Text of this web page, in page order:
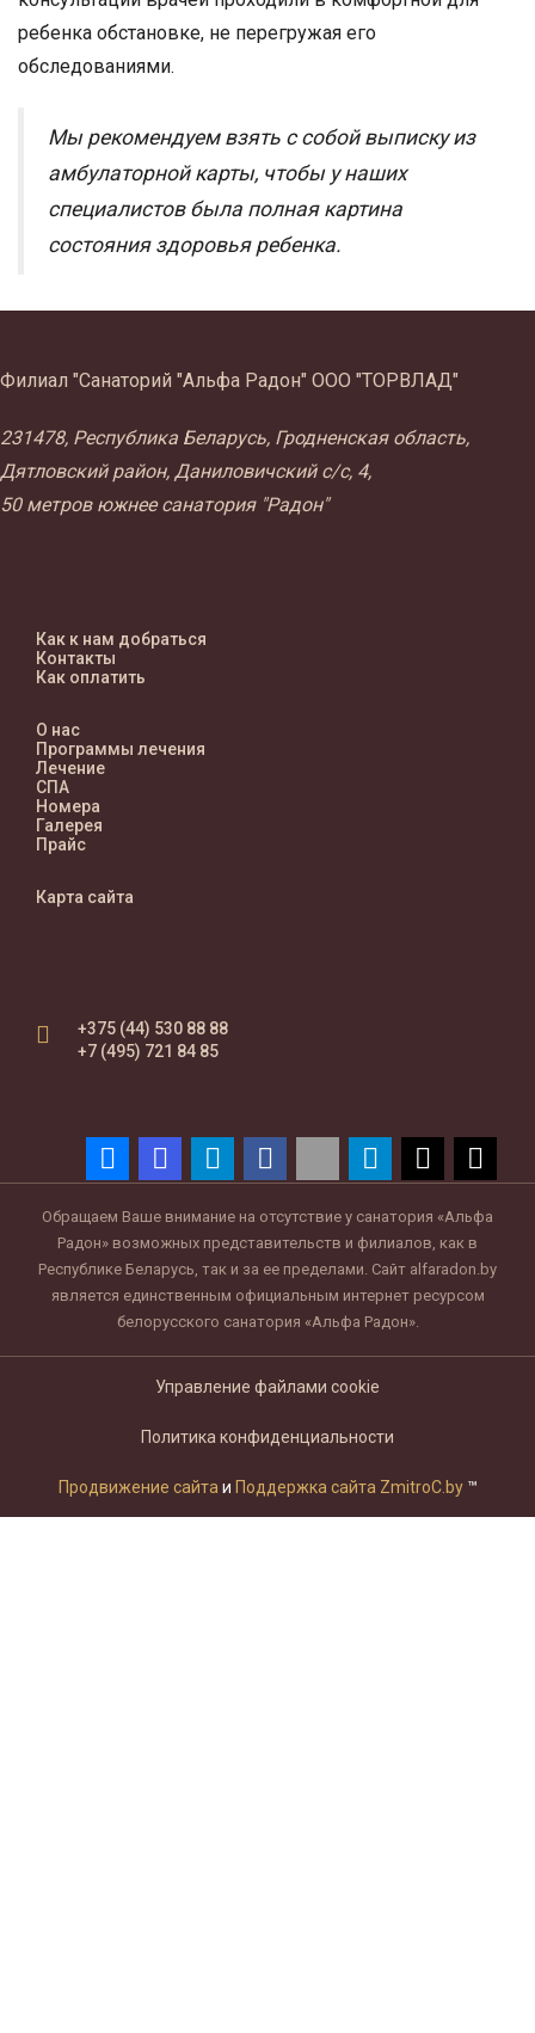
ребенка обстановке, не перегружая его
обследованиями.
Мы рекомендуем взять с собой выписку из
амбулаторной карты, чтобы у наших
специалистов была полная картина
состояния здоровья ребенка.
Филиал "Санаторий "Альфа Радон" ООО "ТОРВЛАД"
231478, Республика Беларусь, Гродненская область,
Дятловский район, Даниловичский с/с, 4,
50 метров южнее санатория "Радон"
Как к нам добраться
Контакты
Как оплатить
О нас
Программы лечения
Лечение
СПА
Номера
Галерея
Прайс
Карта сайта
+375 (44) 530 88 88
+7 (495) 721 84 85
Обращаем Ваше внимание на отсутствие у санатория «Альфа
Радон» возможных представительств и филиалов, как в
Республике Беларусь, так и за ее пределами. Сайт alfaradon.by
является единственным официальным интернет ресурсом
белорусского санатория «Альфа Радон».
Управление файлами cookie
Политика конфиденциальности
Продвижение сайта и Поддержка сайта ZmitroC.by ™